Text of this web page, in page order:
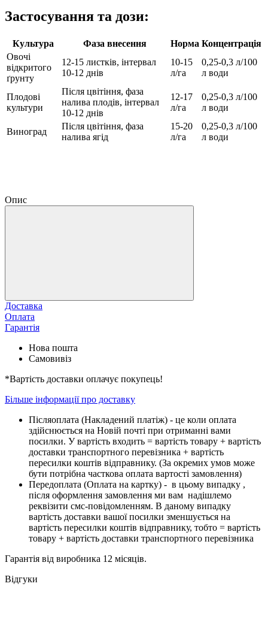
Застосування та дози:
Культура Фаза внесення Норма Концентрація
Овочі
відкритого
ґрунту
12-15 листків, інтервал
10-12 днів
10-15
л/га
0,25-0,3 л/100
л води
Плодові
культури
Після цвітіння, фаза
налива плодів, інтервал
10-12 днів
12-17
л/га
0,25-0,3 л/100
л води
Виноград
Після цвітіння, фаза
налива ягід
15-20
л/га
0,25-0,3 л/100
л води
Опис
Доставка
Оплата
Гарантія
Нова пошта
Самовивіз
*Вартість доставки оплачує покупець!
Більше інформації про доставку
Піcляоплата (Накладений платіж) - це коли оплата
здійснюється на Новій почті при отриманні вами
посилки. У вартість входить = вартість товару + вартість
доставки транспортного перевізника + вартість
пересилки коштів відправнику. (За окремих умов може
бути потрібна часткова оплата вартості замовлення)
Передоплата (Оплата на картку) - в цьому випадку ,
після оформлення замовлення ми вам надішлемо
реквізити смс-повідомленням. В даному випадку
вартість доставки вашої посилки зменшується на
вартість пересилки коштів відправнику, тобто = вартість
товару + вартість доставки транспортного перевізника
Гарантія від виробника 12 місяців.
Відгуки